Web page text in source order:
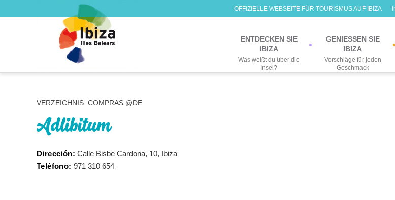
OFFIZIELLE WEBSEITE FÜR TOURISMUS AUF IBIZA
ENTDECKEN SIE
IBIZA
Was weißt du über die
Insel?
GENIESSEN SIE
IBIZA
Vorschläge für jeden
Geschmack
VERZEICHNIS: COMPRAS @DE
Adlibitum
Dirección: Calle Bisbe Cardona, 10, Ibiza
Teléfono: 971 310 654